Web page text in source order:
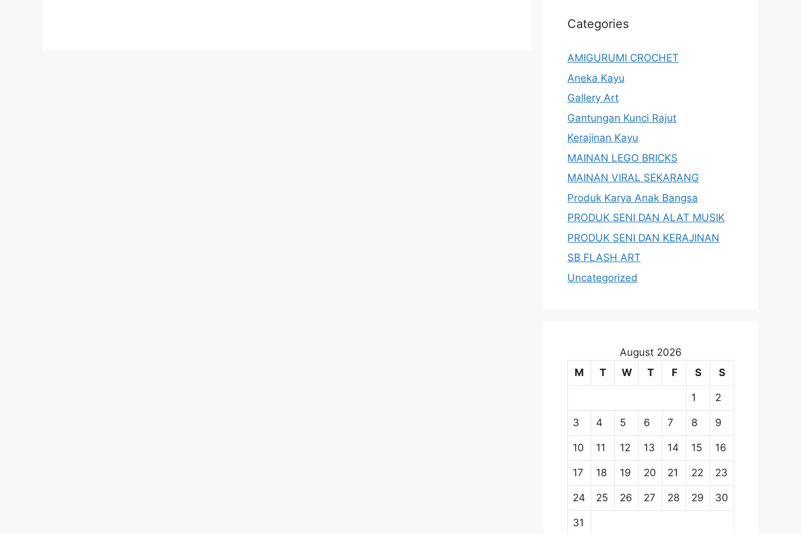
Categories
AMIGURUMI CROCHET
Aneka Kayu
Gallery Art
Gantungan Kunci Rajut
Kerajinan Kayu
MAINAN LEGO BRICKS
MAINAN VIRAL SEKARANG
Produk Karya Anak Bangsa
PRODUK SENI DAN ALAT MUSIK
PRODUK SENI DAN KERAJINAN
SB FLASH ART
Uncategorized
August 2026
M
T W T F S S
1 2
3 4 5 6 7 8 9
10 11 12 13 14 15 16
17 18 19 20 21 22 23
24 25 26 27 28 29 30
31